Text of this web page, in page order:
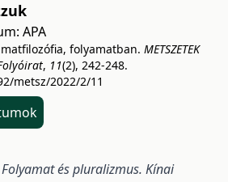
APA
folyamatban. METSZETEK
, 11(2), 242-248.
metsz/2022/2/11
Folyamat és pluralizmus. Kínai